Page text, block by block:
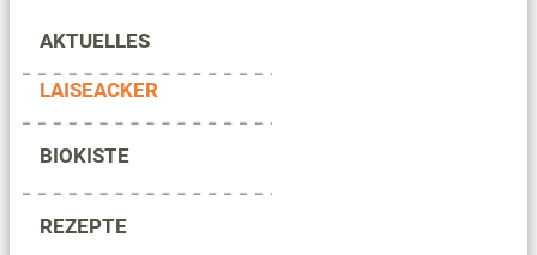
AKTUELLES
LAISEACKER
BIOKISTE
REZEPTE